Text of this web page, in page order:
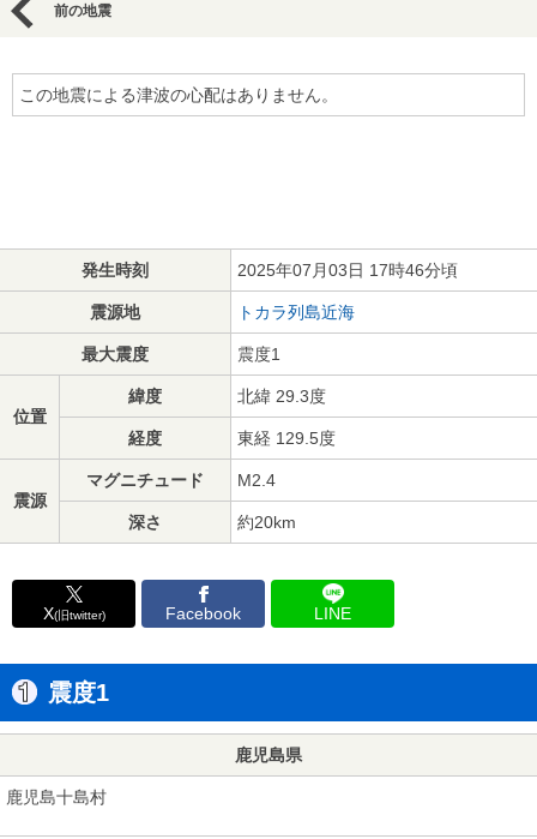
前の地震
この地震による津波の心配はありません。
発生時刻 2025年07月03日 17時46分頃
震源地 トカラ列島近海
最大震度 震度1
位置
緯度 北緯 29.3度
経度 東経 129.5度
震源
マグニチュード M2.4
深さ 約20km
X(旧twitter) Facebook LINE
震度1
鹿児島県
鹿児島十島村